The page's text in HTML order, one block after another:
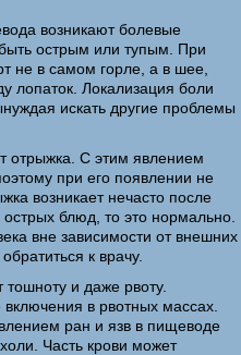
возникают болевые
острым или тупым. При
не в самом горле, а в шее,
лопаток. Локализация боли
искать другие проблемы
отрыжка. С этим явлением
при его появлении не
возникает нечасто после
блюд, то это нормально.
вне зависимости от внешних
к врачу.
и даже рвоту.
в рвотных массах.
ран и язв в пищеводе
Часть крови может